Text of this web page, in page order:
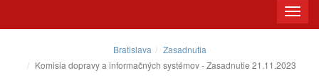
Toggle
Bratislava
Zasadnutia
Komisia dopravy a informačných systémov - Zasadnutie 21.11.2023